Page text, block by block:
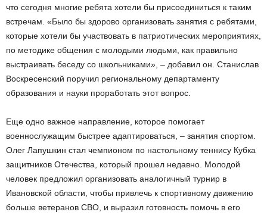
что сегодня многие ребята хотели бы присоединиться к таким
встречам. «Было бы здорово организовать занятия с ребятами,
которые хотели бы участвовать в патриотических мероприятиях,
по методике общения с молодыми людьми, как правильно
выстраивать беседу со школьниками», – добавил он. Станислав
Воскресенский поручил региональному департаменту
образования и науки проработать этот вопрос.
Еще одно важное направление, которое помогает
военнослужащим быстрее адаптироваться, – занятия спортом.
Олег Лапушкин стал чемпионом по настольному теннису Кубка
защитников Отечества, который прошел недавно. Молодой
человек предложил организовать аналогичный турнир в
Ивановской области, чтобы привлечь к спортивному движению
больше ветеранов СВО, и выразил готовность помочь в его